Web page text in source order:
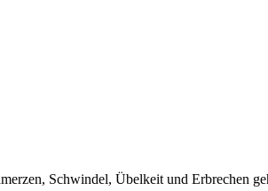
Schwindel, Übelkeit und Erbrechen